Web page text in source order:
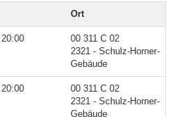
Ort
00 311 C 02
2321 - Schulz-Horner-
Gebäude
00 311 C 02
2321 - Schulz-Horner-
Gebäude